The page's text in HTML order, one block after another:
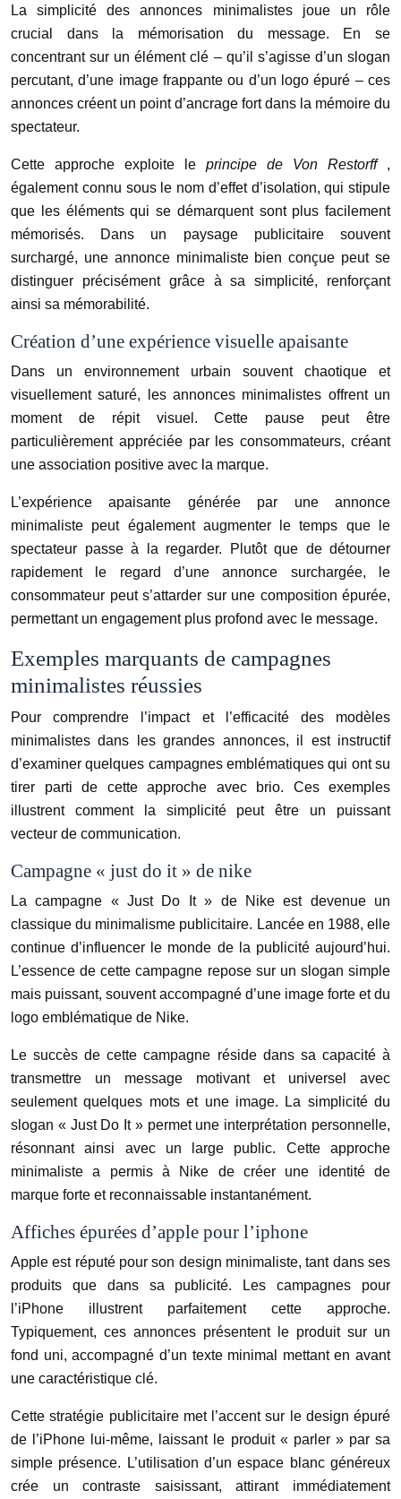
La simplicité des annonces minimalistes joue un rôle
crucial dans la mémorisation du message. En se
concentrant sur un élément clé – qu’il s’agisse d’un slogan
percutant, d’une image frappante ou d’un logo épuré – ces
annonces créent un point d’ancrage fort dans la mémoire du
spectateur.
Cette approche exploite le principe de Von Restorff ,
également connu sous le nom d’effet d’isolation, qui stipule
que les éléments qui se démarquent sont plus facilement
mémorisés. Dans un paysage publicitaire souvent
surchargé, une annonce minimaliste bien conçue peut se
distinguer précisément grâce à sa simplicité, renforçant
ainsi sa mémorabilité.
Création d’une expérience visuelle apaisante
Dans un environnement urbain souvent chaotique et
visuellement saturé, les annonces minimalistes offrent un
moment de répit visuel. Cette pause peut être
particulièrement appréciée par les consommateurs, créant
une association positive avec la marque.
L’expérience apaisante générée par une annonce
minimaliste peut également augmenter le temps que le
spectateur passe à la regarder. Plutôt que de détourner
rapidement le regard d’une annonce surchargée, le
consommateur peut s’attarder sur une composition épurée,
permettant un engagement plus profond avec le message.
Exemples marquants de campagnes
minimalistes réussies
Pour comprendre l’impact et l’efficacité des modèles
minimalistes dans les grandes annonces, il est instructif
d’examiner quelques campagnes emblématiques qui ont su
tirer parti de cette approche avec brio. Ces exemples
illustrent comment la simplicité peut être un puissant
vecteur de communication.
Campagne « just do it » de nike
La campagne « Just Do It » de Nike est devenue un
classique du minimalisme publicitaire. Lancée en 1988, elle
continue d’influencer le monde de la publicité aujourd’hui.
L’essence de cette campagne repose sur un slogan simple
mais puissant, souvent accompagné d’une image forte et du
logo emblématique de Nike.
Le succès de cette campagne réside dans sa capacité à
transmettre un message motivant et universel avec
seulement quelques mots et une image. La simplicité du
slogan « Just Do It » permet une interprétation personnelle,
résonnant ainsi avec un large public. Cette approche
minimaliste a permis à Nike de créer une identité de
marque forte et reconnaissable instantanément.
Affiches épurées d’apple pour l’iphone
Apple est réputé pour son design minimaliste, tant dans ses
produits que dans sa publicité. Les campagnes pour
l’iPhone illustrent parfaitement cette approche.
Typiquement, ces annonces présentent le produit sur un
fond uni, accompagné d’un texte minimal mettant en avant
une caractéristique clé.
Cette stratégie publicitaire met l’accent sur le design épuré
de l’iPhone lui-même, laissant le produit « parler » par sa
simple présence. L’utilisation d’un espace blanc généreux
crée un contraste saisissant, attirant immédiatement